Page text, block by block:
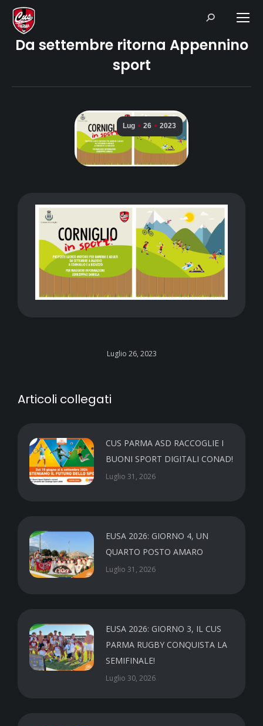
Search:
Da settembre ritorna Appennino
sport
Lug 26 2023
Luglio 26, 2023
Articoli collegati
CUS PARMA ASD RACCOGLIE I
BUONI SPORT DIGITALI CONAD!
Luglio 31, 2026
EUSA 2026: GIORNO 4, UN
QUARTO POSTO AMARO
Luglio 31, 2026
EUSA 2026: GIORNO 3, IL CUS
PARMA RUGBY CONQUISTA LA
SEMIFINALE!
Luglio 30, 2026